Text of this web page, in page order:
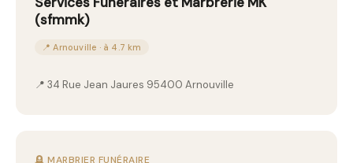
(sfmmk)
📍 Arnouville · à 4.7 km
📍 34 Rue Jean Jaures 95400 Arnouville
🪦 MARBRIER FUNÉRAIRE